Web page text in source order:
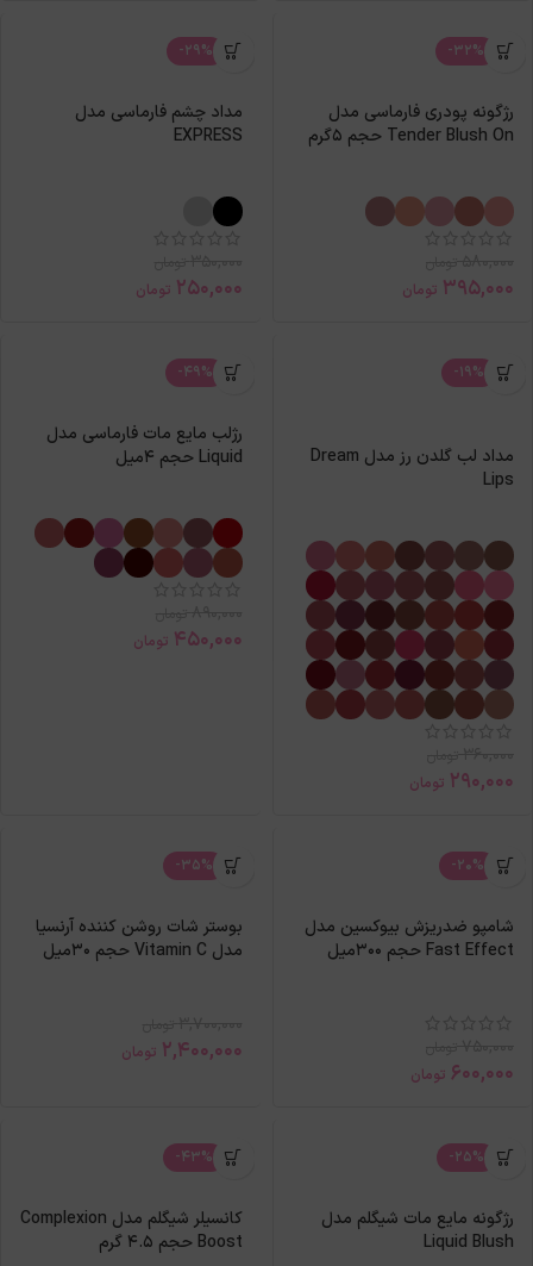
-32%
رژگونه پودری فارماسی مدل
Tender Blush On حجم 5گرم
395,000 تومان
-29%
مداد چشم فارماسی مدل
EXPRESS
250,000 تومان
-19%
مداد لب گلدن رز مدل Dream
Lips
290,000 تومان
-49%
رژلب مایع مات فارماسی مدل
Liquid حجم 4میل
450,000 تومان
-20%
شامپو ضدریزش بیوکسین مدل
Fast Effect حجم 300میل
600,000 تومان
-35%
بوستر شات روشن کننده آرنسیا
مدل Vitamin C حجم 30میل
2,400,000 تومان
-25%
رژگونه مایع مات شیگلم مدل
Liquid Blush
-43%
کانسیلر شیگلم مدل Complexion
Boost حجم 4.5 گرم